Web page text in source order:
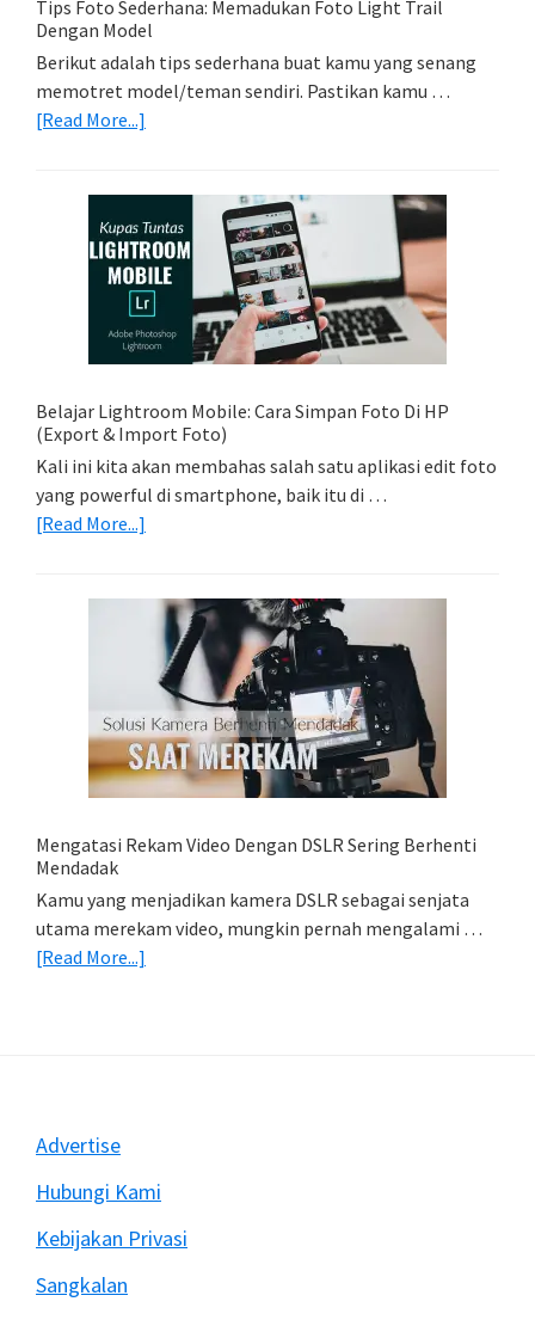
Tips Foto Sederhana: Memadukan Foto Light Trail
Dengan Model
Berikut adalah tips sederhana buat kamu yang senang
memotret model/teman sendiri. Pastikan kamu …
[Read More...]
Sederhana:
Memadukan
Foto
Light
Trail
Dengan
Belajar Lightroom Mobile: Cara Simpan Foto Di HP
(Export & Import Foto)
Kali ini kita akan membahas salah satu aplikasi edit foto
yang powerful di smartphone, baik itu di …
[Read More...]
Mobile:
Cara
Simpan
Foto
Di
HP
(Export
Import
Mengatasi Rekam Video Dengan DSLR Sering Berhenti
Mendadak
Kamu yang menjadikan kamera DSLR sebagai senjata
utama merekam video, mungkin pernah mengalami …
[Read More...]
Mendadak
Footer
Advertise
Hubungi Kami
Kebijakan Privasi
Sangkalan